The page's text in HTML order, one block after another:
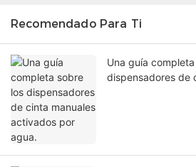
Recomendado Para Ti
Una guía
dispensadores de